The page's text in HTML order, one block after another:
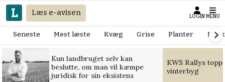
Læs e-avisen LOGIN MENU
Seneste Mest læste Kvæg Grise Planter
Kun landbruget selv kan
beslutte, om man vil kæmpe
juridisk for sin eksistens
KWS Rallys
vinterbyg